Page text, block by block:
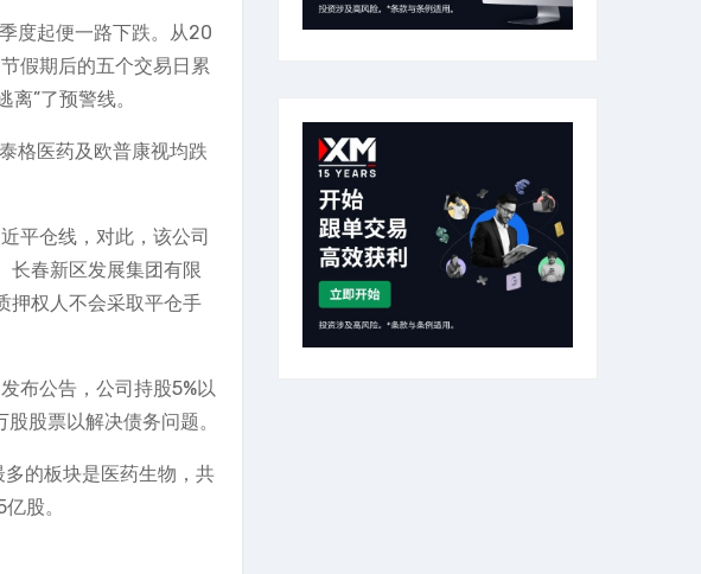
度起便一路下跌。从20
假期后的五个交易日累
”了预警线。
格医药及欧普康视均跌
平仓线，对此，该公司
长春新区发展集团有限
押权人不会采取平仓手
布公告，公司持股5%以
股票以解决债务问题。
的板块是医药生物，共
股。